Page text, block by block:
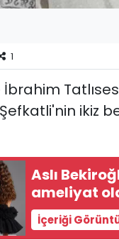
1
ikiz
Aslı
ameliyat
İçeriği